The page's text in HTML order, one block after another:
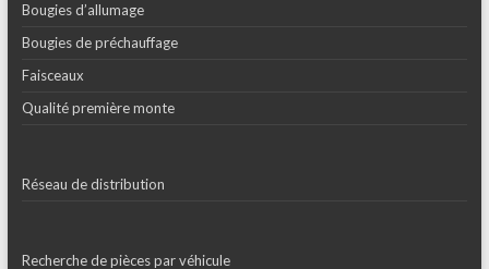
Bougies d’allumage
Bougies de préchauffage
Faisceaux
Qualité première monte
Réseau de distribution
Recherche de pièces par véhicule